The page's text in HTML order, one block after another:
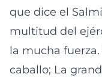
que dice el
multitud del
la mucha fuerza.
caballo; La